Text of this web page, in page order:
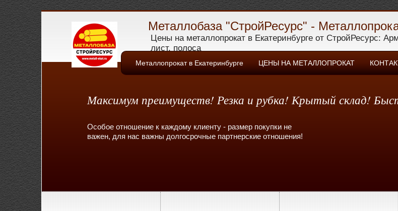
Металлобаза "СтройРесурс" -
Цены на металлопрокат в Екатеринбурге от СтройРесурс:
лист, полоса
Максимум преимуществ! Резка и рубка! Крытый склад!
Особое отношение к каждому клиенту - размер покупки не
важен, для нас важны долгосрочные партнерские отношения!
Металлопрокат в Екатеринбурге ЦЕНЫ НА МЕТАЛЛОПРОКАТ